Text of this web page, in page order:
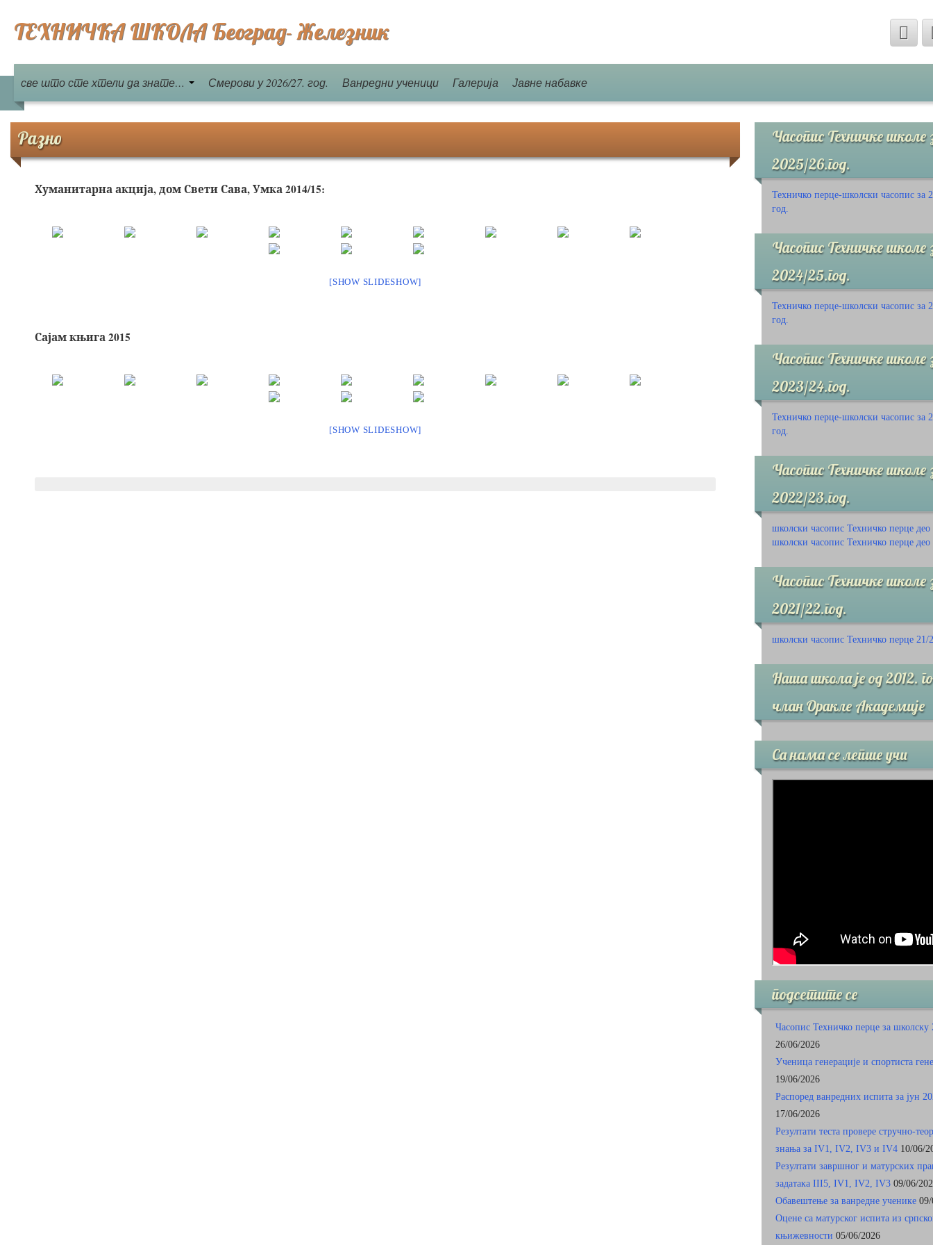
ТЕХНИЧКА ШКОЛА Београд- Железник
све што сте хтели да знате… Смерови у 2026/27. год. Ванредни ученици Галерија Јавне набавке
Разно
Хуманитарна акција, дом Свети Сава, Умка 2014/15:
[SHOW SLIDESHOW]
Сајам књига 2015
[SHOW SLIDESHOW]
Часопис Техничке школе
2025/26.год.
Техничко перце-школски часопис за
год.
Часопис Техничке школе
2024/25.год.
Техничко перце-школски часопис за
год.
Часопис Техничке школе
2023/24.год.
Техничко перце-школски часопис за
год.
Часопис Техничке школе
2022/23.год.
школски часопис Техничко перце део
школски часопис Техничко перце део
Часопис Техничке школе
2021/22.год.
школски часопис Техничко перце 21/
Наша школа је од 2012.
члан Оракле Академије
Са нама се лепше учи
подсетите се
Часопис Техничко перце за школску
26/06/2026
Ученица генерације и спортиста
19/06/2026
Распоред ванредних испита за јун
17/06/2026
Резултати теста провере стручно-
знања за IV1, IV2, IV3 и IV4 10/06/
Резултати завршног и матурских
задатакa III5, IV1, IV2, IV3 09/06/
Обавештење за ванредне ученике
Оцене са матурског испита из
књижевности 05/06/2026